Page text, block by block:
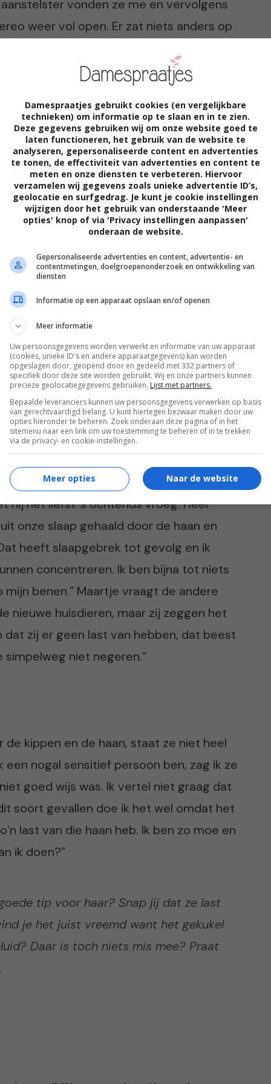
vonden ze me en vervolgens
weer vol open. Er zat niets anders op
was een verademing. We kochten
mensen van wie je nauwelijks
nieuwe buren en het klikte meteen. Het
maanden snel af. “Op een goede dag
ik erachter dat de buren kippen en een
het gekraai van de haan worden we
been en ik heb er de hele dag last van.”
gegaan en heeft ze aangegeven dat ze
haan, maar de buuf zegt er ook niets
ook het tijdstip dat de haan
hij het liefst ’s ochtends vroeg. Heel
onze slaap gehaald door de haan en
heeft slaapgebrek tot gevolg en ik
concentreren. Ik ben bijna tot niets
benen.” Maartje vraagt de andere
nieuwe huisdieren, maar zij zeggen het
dat zij er geen last van hebben, dat beest
niet negeren.”
kippen en de haan, staat ze niet heel
nogal sensitief persoon ben, zag ik ze
goed wijs was. Ik vertel niet graag dat
soort gevallen doe ik het wel omdat het
last van die haan heb. Ik ben zo moe en
ik doen?”
tip voor haar? Snap jij dat ze last
je het juist vreemd want het gekukel
Daar is toch niets mis mee? Praat
Damespraatjes gebruikt cookies (en vergelijkbare
technieken) om informatie op te slaan en in te zien.
Deze gegevens gebruiken wij om onze website goed te
laten functioneren, het gebruik van de website te
analyseren, gepersonaliseerde content en advertenties
te tonen, de effectiviteit van advertenties en content te
meten en onze diensten te verbeteren. Hiervoor
verzamelen wij gegevens zoals unieke advertentie ID’s,
geolocatie en surfgedrag. Je kunt je cookie instellingen
wijzigen door het gebruik van onderstaande 'Meer
opties' knop of via 'Privacy instellingen aanpassen'
onderaan de website.
Gepersonaliseerde advertenties en content, advertentie- en
contentmetingen, doelgroepenonderzoek en ontwikkeling van
diensten
Informatie op een apparaat opslaan en/of openen
Meer informatie
Uw persoonsgegevens worden verwerkt en informatie van uw apparaat
(cookies, unieke ID's en andere apparaatgegevens) kan worden
opgeslagen door, geopend door en gedeeld met 332 partners of
specifiek door deze site worden gebruikt. Wij en onze partners kunnen
precieze geolocatiegegevens gebruiken. Lijst met partners.
Bepaalde leveranciers kunnen uw persoonsgegevens verwerken op basis
van gerechtvaardigd belang. U kunt hiertegen bezwaar maken door uw
opties hieronder te beheren. Zoek onderaan deze pagina of in het
sitemenu naar een link om uw toestemming te beheren of in te trekken
via de privacy- en cookie-instellingen.
Naar de website
Meer opties